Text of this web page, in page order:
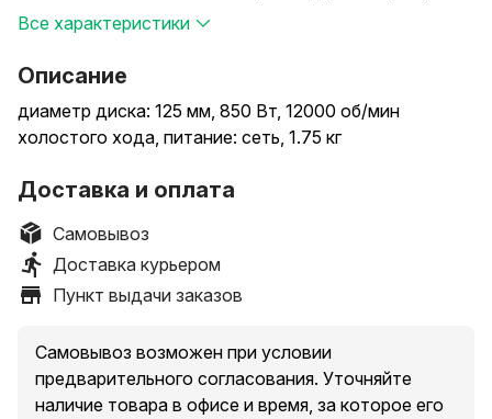
Все характеристики
Описание
диаметр диска: 125 мм, 850 Вт, 12000 об/мин
холостого хода, питание: сеть, 1.75 кг
Доставка и оплата
Самовывоз
Доставка курьером
Пункт выдачи заказов
Самовывоз возможен при условии
предварительного согласования. Уточняйте
наличие товара в офисе и время, за которое его